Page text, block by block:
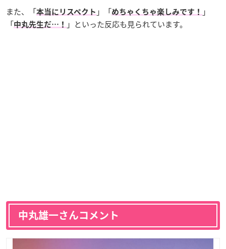
また、「本当にリスペクト 」「めちゃくちゃ楽しみです！
」
「中丸先生だ…！ 」といった反応も見られています。
中丸雄一さんコメント